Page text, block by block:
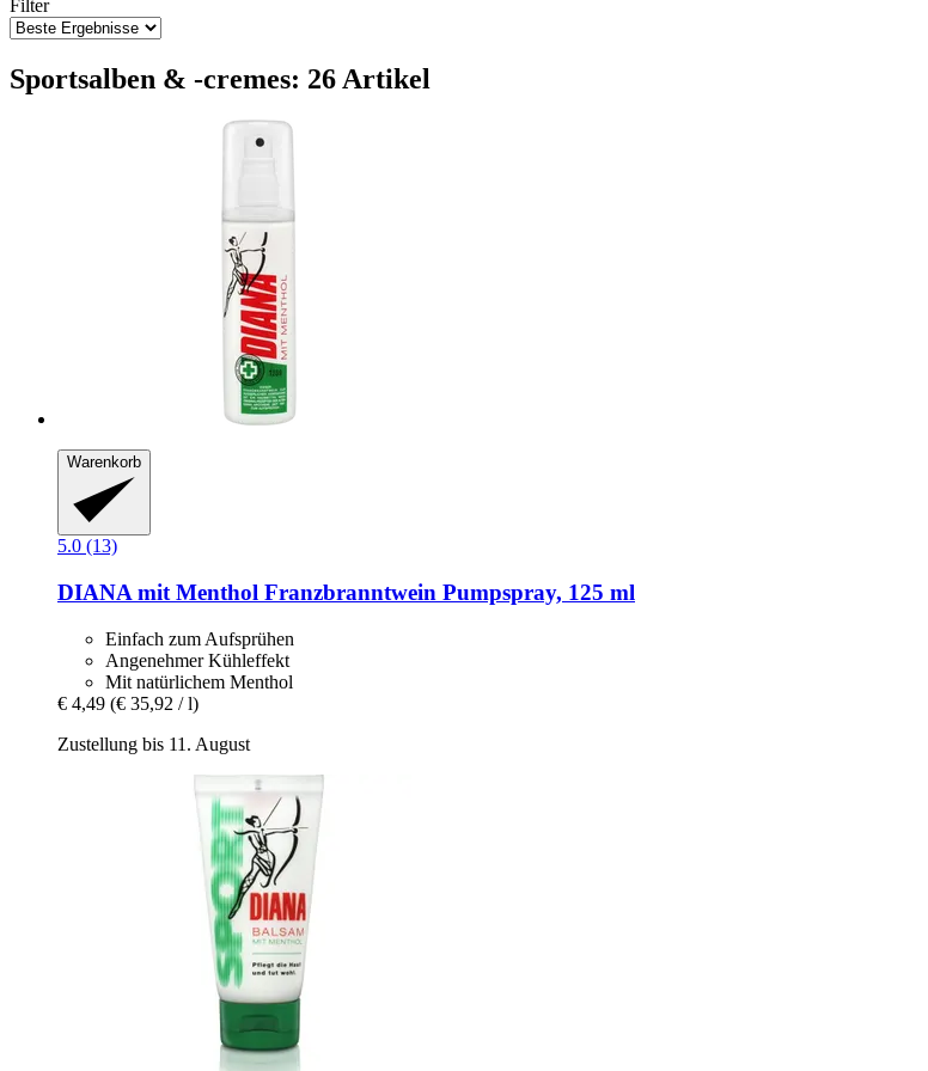
Filter
Sportsalben & -cremes: 26 Artikel
Warenkorb
5.0 (13)
DIANA mit Menthol Franzbranntwein Pumpspray, 125 ml
Einfach zum Aufsprühen
Angenehmer Kühleffekt
Mit natürlichem Menthol
€ 4,49 (€ 35,92 / l)
Zustellung bis 11. August